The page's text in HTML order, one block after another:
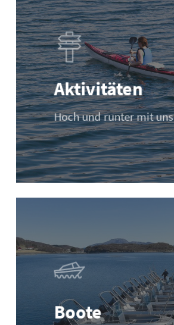
Aktivitäten
Hoch und runter mit uns
Boote